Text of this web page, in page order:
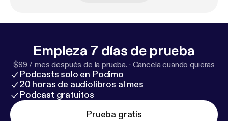
Empieza 7 días de prueba
$99 / mes después de la prueba. · Cancela cuando quieras
Podcasts solo en Podimo
20 horas de audiolibros al mes
Podcast gratuitos
Prueba gratis